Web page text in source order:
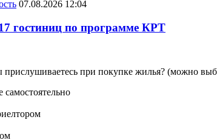
07.08.2026 12:04
гостиниц по программе КРТ
при покупке жилья? (можно